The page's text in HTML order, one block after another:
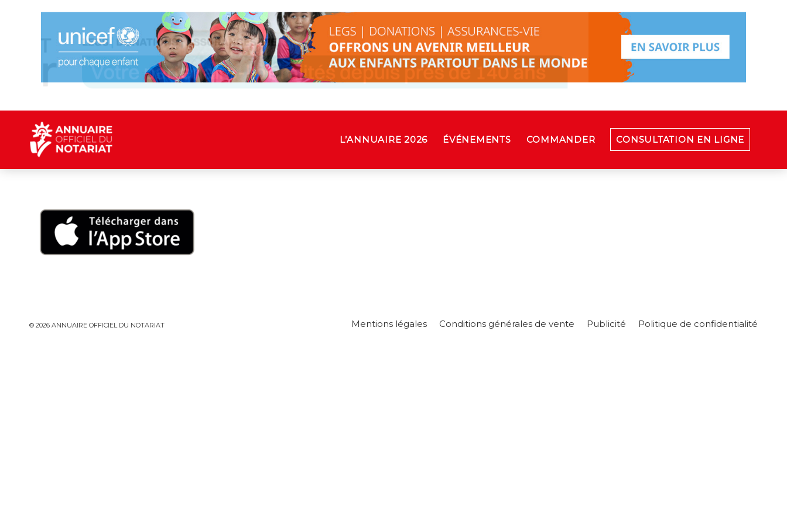
L’ANNUAIRE 2026 ÉVÉNEMENTS COMMANDER CONSULTATION EN LIGNE
© 2026 ANNUAIRE OFFICIEL DU NOTARIAT Mentions légales Conditions générales de vente Publicité Politique de confidentialité